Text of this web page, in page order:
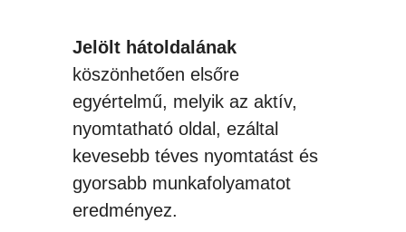
Jelölt hátoldalának
köszönhetően elsőre
egyértelmű, melyik az aktív,
nyomtatható oldal, ezáltal
kevesebb téves nyomtatást és
gyorsabb munkafolyamatot
eredményez.